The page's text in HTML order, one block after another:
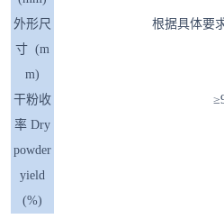
外形尺
寸 (m
m)
根据具体要
干粉收
率 Dry
powder
yield
(%)